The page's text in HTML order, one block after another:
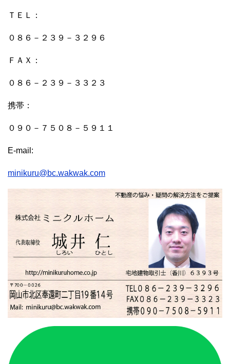
ＴＥＬ：
０８６－２３９－３２９６
ＦＡＸ：
０８６－２３９－３３２３
携帯：
０９０－７５０８－５９１１
E-mail:
minikuru@bc.wakwak.com